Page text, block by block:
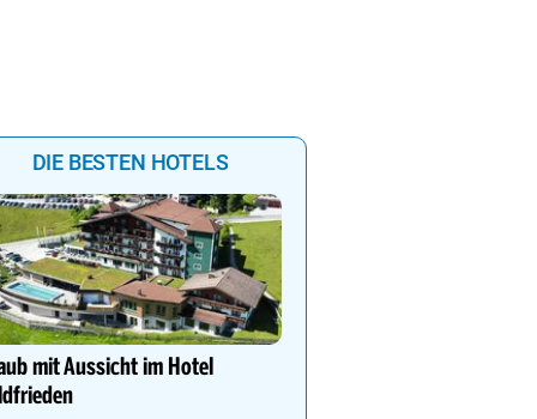
DIE BESTEN HOTELS
mit Aussicht im Hotel